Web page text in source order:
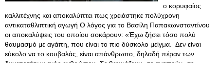
ο κορυφαίος
καλλιτέχνης και αποκαλύπτει πως χρειάστηκε πολύχρονη
αντικαταθλιπτική αγωγή Ο λόγος για το Βασίλη Παπακωνσταντίνου
οι αποκαλύψεις του οποίου σοκάρουν: «Έχω ζήσει τόσο πολύ
θαυμασμό με αγάπη, που είναι το πιο δύσκολο μείγμα. Δεν είναι
εύκολο να το κουβαλάς, είναι απάνθρωπο, δηλαδή πέραν των